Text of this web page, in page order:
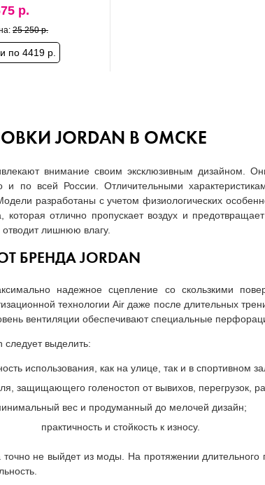
р.
25 250 р.
по 4419 р.
JORDAN В ОМСКЕ
внимание своим эксклюзивным дизайном.
по всей России. Отличительными
разработаны с учетом физиологических
которая отлично пропускает воздух и
отводит лишнюю влагу.
БРЕНДА JORDAN
надежное сцепление со скользкими
технологии Air даже после длительных
вентиляции обеспечивают специальные
выделить:
использования, как на улице, так и в спортивном
защищающего голеностоп от вывихов, перегрузок,
вес и продуманный до мелочей дизайн;
практичность и стойкость к износу.
точно не выйдет из моды. На протяжении